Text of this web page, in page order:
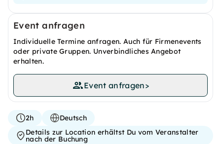
Event anfragen
Individuelle Termine anfragen. Auch für Firmenevents
oder private Gruppen. Unverbindliches Angebot
erhalten.
Event anfragen>
2h
Deutsch
Details zur Location erhältst Du vom Veranstalter
nach der Buchung